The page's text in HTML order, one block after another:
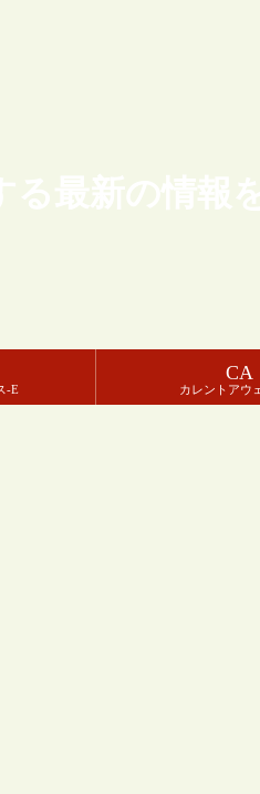
る最新の情
-E
CA
カレントアウ